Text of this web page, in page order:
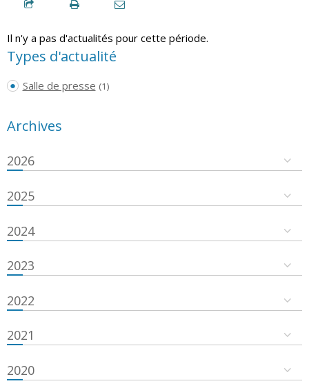
Il n'y a pas d'actualités pour cette période.
Types d'actualité
Salle de presse (1)
Archives
2026
2025
2024
2023
2022
2021
2020